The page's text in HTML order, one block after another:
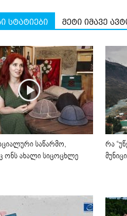
სტატიები მეტი იმავე
საწარმო,
ონს ახალი სიცოცხლე
რა